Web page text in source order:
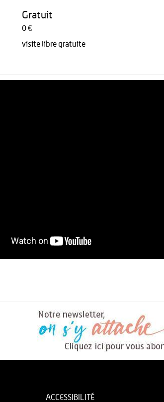
Gratuit
0 €
visite libre gratuite
ACCESSIBILITÉ